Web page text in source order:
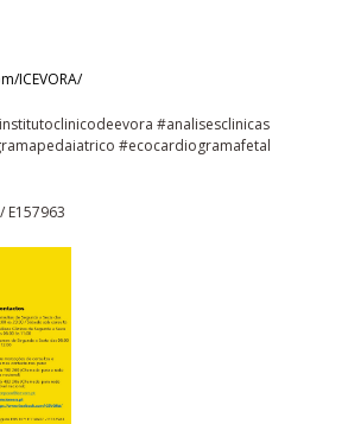
ICEVORA/
#analisesclinicas
#ecocardiogramafetal
E157963